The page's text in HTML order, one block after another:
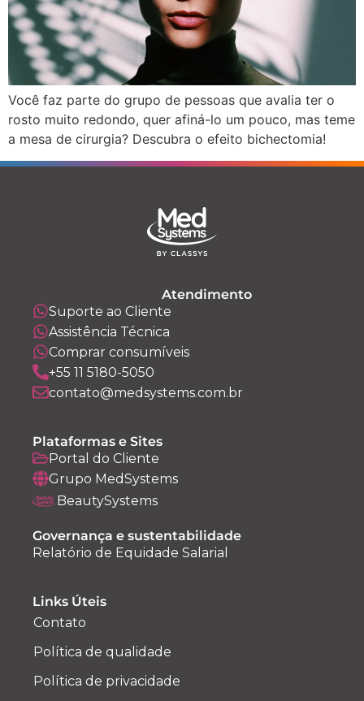
Você faz parte do grupo de pessoas que avalia ter o
rosto muito redondo, quer afiná-lo um pouco, mas teme
a mesa de cirurgia? Descubra o efeito bichectomia!
Atendimento
Suporte ao Cliente
Assistência Técnica
Comprar consumíveis
+55 11 5180-5050
contato@medsystems.com.br
Plataformas e Sites
Portal do Cliente
Grupo MedSystems
BeautySystems
Governança e sustentabilidade
Relatório de Equidade Salarial
Links Úteis
Contato
Política de qualidade
Política de privacidade